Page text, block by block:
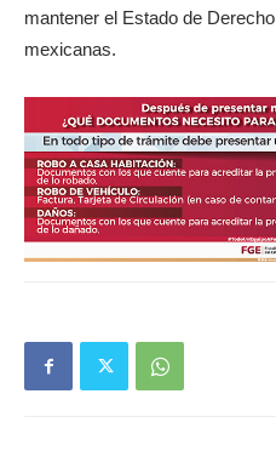
mantener el Estado de
mexicanas.